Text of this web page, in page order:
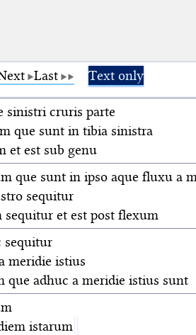
Last Text only
sinistri cruris parte
que sunt in tibia sinistra
et est sub genu
que sunt in ipso aque fluxu a
sequitur
sequitur et est post flexum
sequitur
meridie istius
que adhuc a meridie istius sunt
istarum